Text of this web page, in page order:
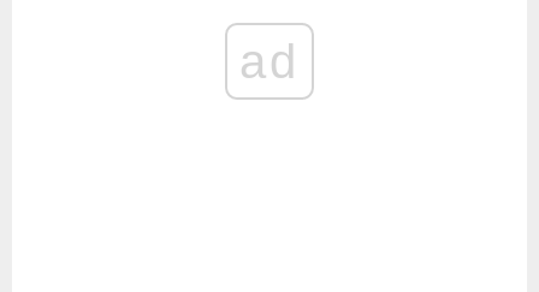
ad